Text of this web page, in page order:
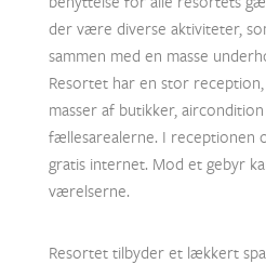
der være diverse aktiviteter,
sammen med en masse
Resortet har en stor
masser af butikker,
fællesarealerne. I receptionen
gratis internet. Mod et gebyr
værelserne.
Resortet tilbyder et lækkert